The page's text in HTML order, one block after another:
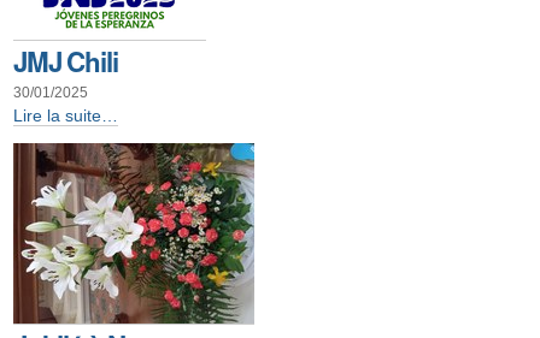
JMJ Chili
30/01/2025
JMJ
Lire la suite…